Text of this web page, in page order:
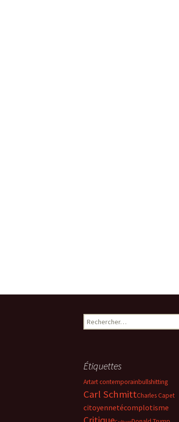
Rechercher :
Étiquettes
Artart contemporainbullshitting
Carl SchmittCharles Capet
citoyennetécomplotisme